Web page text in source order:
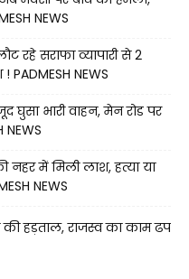
NEWS
रहे सराफा व्यापारी से 2
NEWS
घुसा भारी वाहन, मेन रोड पर
नहर में मिली लाश, हत्या या
NEWS
की हड़ताल, राजस्व का काम ढप